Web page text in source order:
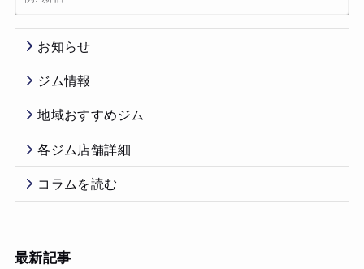
お知らせ
ジム情報
地域おすすめジム
各ジム店舗詳細
コラムを読む
最新記事